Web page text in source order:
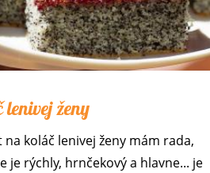
lenivej ženy
na koláč lenivej ženy mám rada,
je rýchly, hrnčekový a hlavne... je